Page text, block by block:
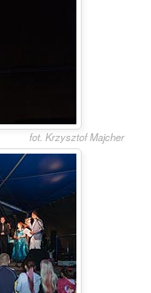
fot. Krzysztof Majcher